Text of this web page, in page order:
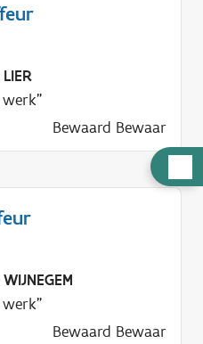
u
i
LIER
Bewaard Bewaar
WIJNEGEM
Bewaard Bewaar